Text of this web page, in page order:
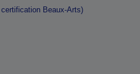
Beaux-Arts)